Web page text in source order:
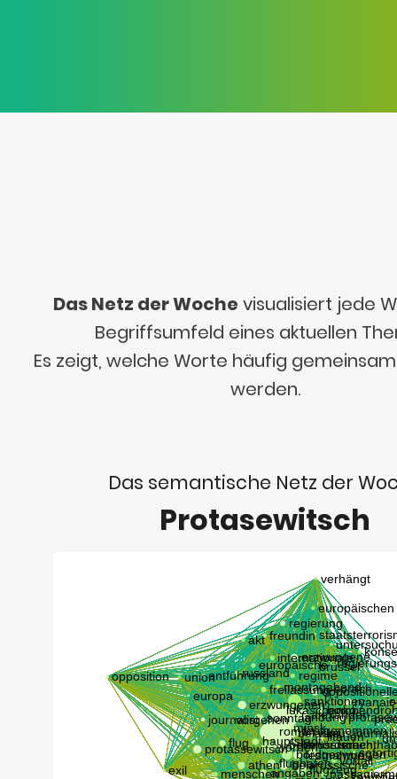
Das Netz der Woche visualisiert jede
Begriffsumfeld eines aktuellen
Es zeigt, welche Worte häufig
werden.
Das semantische Netz der
Protasewitsch